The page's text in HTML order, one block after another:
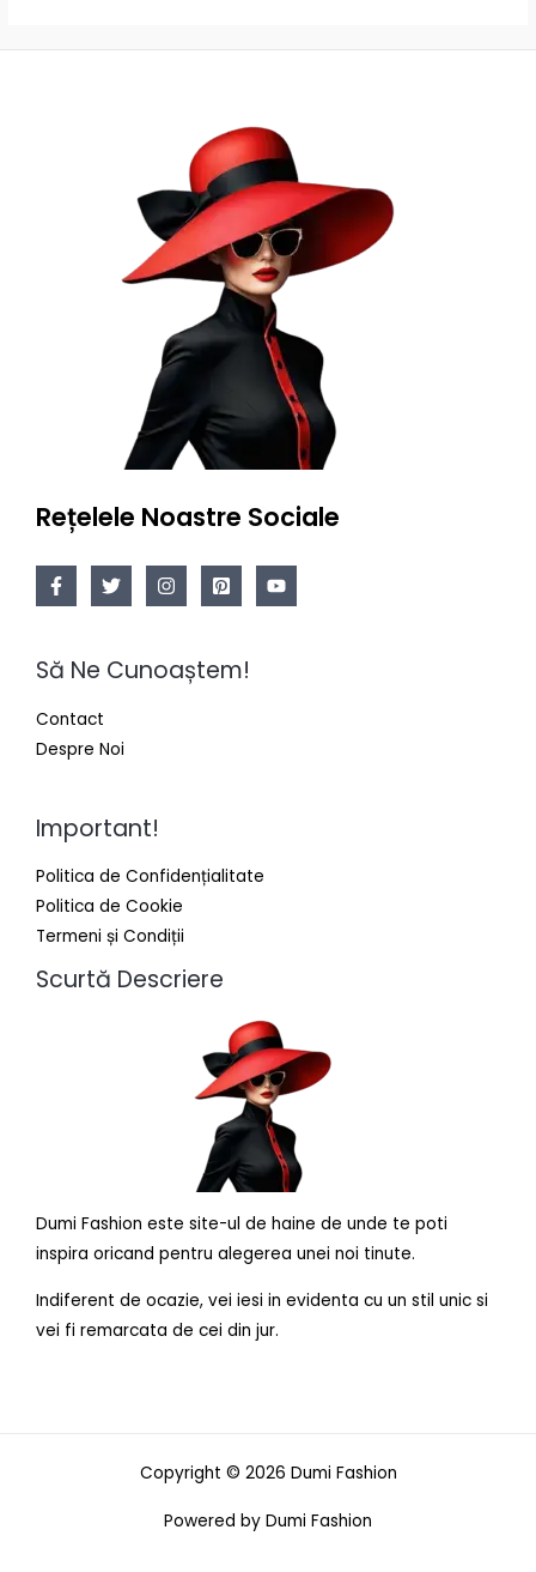
Rețelele Noastre Sociale
Să Ne Cunoaștem!
Contact
Despre Noi
Important!
Politica de Confidențialitate
Politica de Cookie
Termeni și Condiții
Scurtă Descriere
Dumi Fashion este site-ul de haine de unde te poti
inspira oricand pentru alegerea unei noi tinute.
Indiferent de ocazie, vei iesi in evidenta cu un stil unic si
vei fi remarcata de cei din jur.
Copyright © 2026 Dumi Fashion
Powered by Dumi Fashion